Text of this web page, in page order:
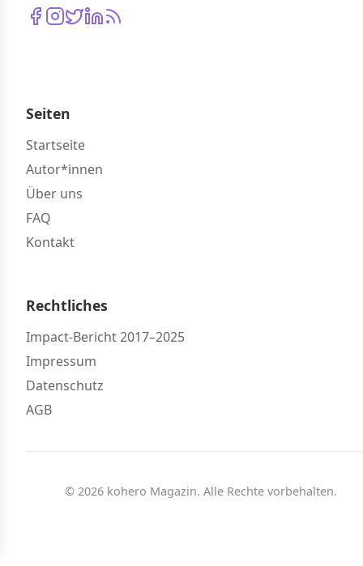
Seiten
Startseite
Autor*innen
Über uns
FAQ
Kontakt
Rechtliches
Impact-Bericht 2017–2025
Impressum
Datenschutz
AGB
© 2026 kohero Magazin. Alle Rechte vorbehalten.